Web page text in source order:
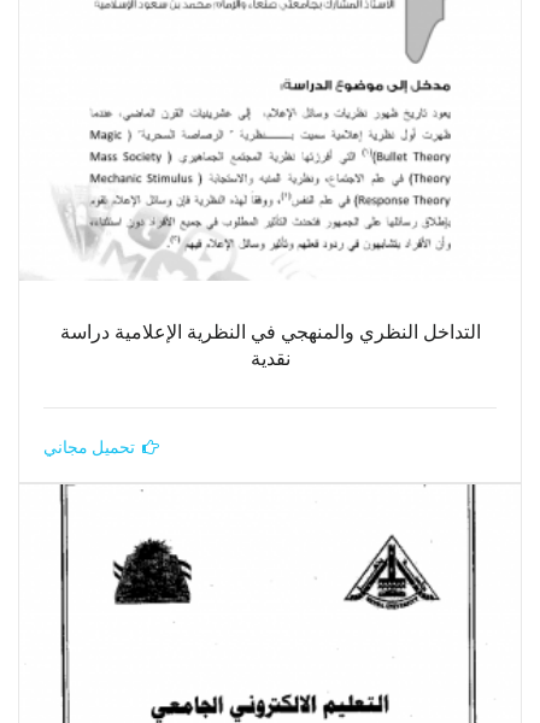
التداخل النظري والمنهجي في النظرية الإعلامية دراسة
نقدية
تحميل مجاني